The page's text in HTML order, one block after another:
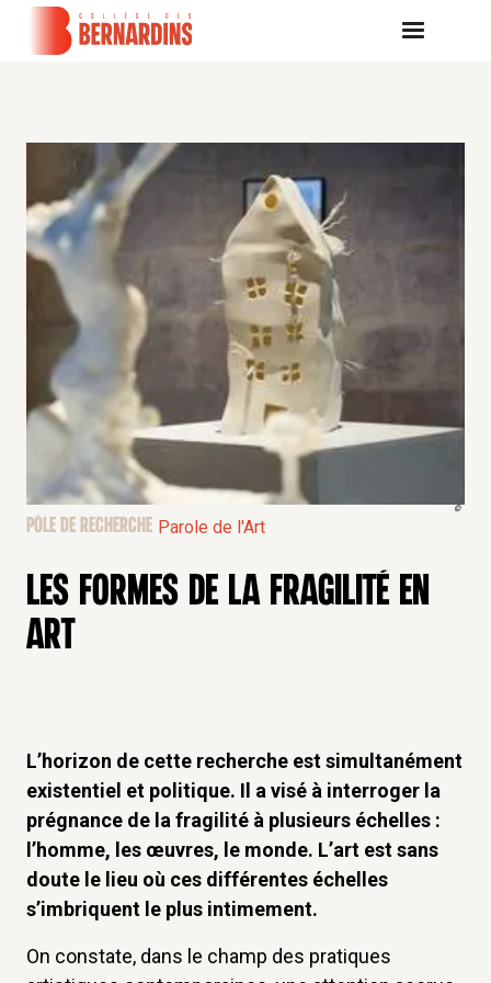
©
PÔLE DE RECHERCHE Parole de l'Art
LES FORMES DE LA FRAGILITÉ EN
ART
L’horizon de cette recherche est simultanément
existentiel et politique. Il a visé à interroger la
prégnance de la fragilité à plusieurs échelles :
l’homme, les œuvres, le monde. L’art est sans
doute le lieu où ces différentes échelles
s’imbriquent le plus intimement.
On constate, dans le champ des pratiques